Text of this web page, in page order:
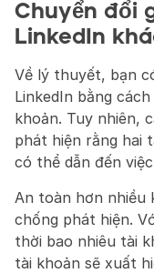
Chuyển đổi
LinkedIn
Về lý thuyết, bạn
LinkedIn bằng
khoản. Tuy nhiên,
phát hiện rằng hai
có thể dẫn đến
An toàn hơn nhiều
chống phát hiện.
thời bao nhiêu tài
tài khoản sẽ xuất